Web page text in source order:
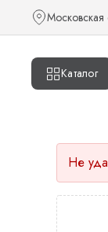
Московская
Каталог
Не